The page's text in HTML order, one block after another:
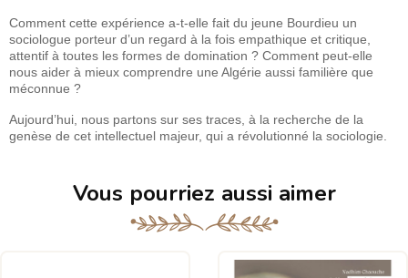
Comment cette expérience a-t-elle fait du jeune Bourdieu un
sociologue porteur d’un regard à la fois empathique et critique,
attentif à toutes les formes de domination ? Comment peut-elle
nous aider à mieux comprendre une Algérie aussi familière que
méconnue ?
Aujourd’hui, nous partons sur ses traces, à la recherche de la
genèse de cet intellectuel majeur, qui a révolutionné la sociologie.
Vous pourriez aussi aimer